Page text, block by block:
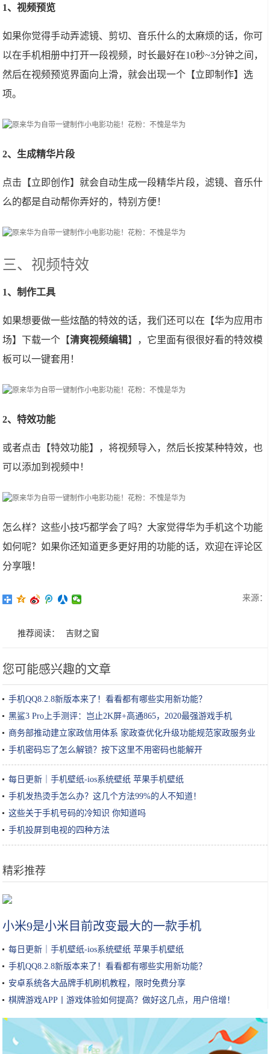
1、视频预览
如果你觉得手动弄滤镜、剪切、音乐什么的太麻烦的话，你可
以在手机相册中打开一段视频，时长最好在10秒~3分钟之间，
然后在视频预览界面向上滑，就会出现一个【立即制作】选
项。
2、生成精华片段
点击【立即创作】就会自动生成一段精华片段，滤镜、音乐什
么的都是自动帮你弄好的，特别方便！
三、视频特效
1、制作工具
如果想要做一些炫酷的特效的话，我们还可以在【华为应用市
场】下载一个【清爽视频编辑】，它里面有很很好看的特效模
板可以一键套用！
2、特效功能
或者点击【特效功能】，将视频导入，然后长按某种特效，也
可以添加到视频中！
怎么样？这些小技巧都学会了吗？大家觉得华为手机这个功能
如何呢？如果你还知道更多更好用的功能的话，欢迎在评论区
分享哦！
来源：
推荐阅读： 吉财之窗
您可能感兴趣的文章
手机QQ8.2.8新版本来了！看看都有哪些实用新功能？
黑鲨3 Pro上手测评：岂止2K屏+高通865，2020最强游戏手机
商务部推动建立家政信用体系 家政查优化升级功能规范家政服务业
手机密码忘了怎么解锁？按下这里不用密码也能解开
每日更新｜手机壁纸-ios系统壁纸 苹果手机壁纸
手机发热烫手怎么办？这几个方法99%的人不知道！
这些关于手机号码的冷知识 你知道吗
手机投屏到电视的四种方法
精彩推荐
小米9是小米目前改变最大的一款手机
每日更新｜手机壁纸-ios系统壁纸 苹果手机壁纸
手机QQ8.2.8新版本来了！看看都有哪些实用新功能？
安卓系统各大品牌手机刷机教程，限时免费分享
棋牌游戏APP丨游戏体验如何提高？做好这几点，用户倍增！